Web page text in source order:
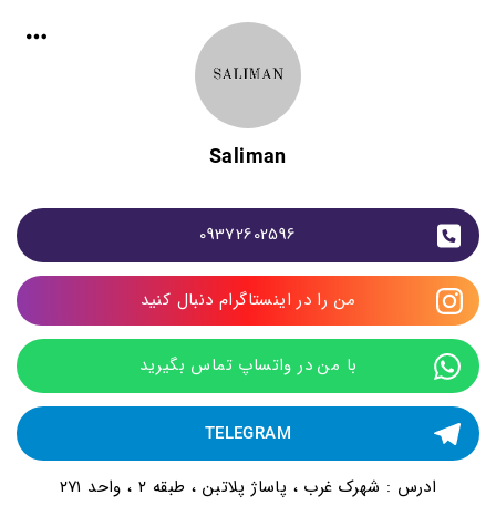
Saliman
09372602596
من را در اینستاگرام دنبال کنید
با من در واتساپ تماس بگیرید
TELEGRAM
ادرس : شهرک غرب ، پاساژ پلاتبن ، طبقه ۲ ، واحد ۲۷۱